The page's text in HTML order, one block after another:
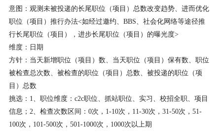
意图：观测未被投递的长尾职位（项目）总数改变趋势、进而优化
职位（项目）推行办法<如经过邀约、BBS、社会化网络等途径推
行长尾职位（项目），进步长尾职位（项目）的曝光度>
维度：日期
方针：当天新增职位（项目）数、当天职位（项目）保有数、职位
被检查总次数、被检查的职位（项目）总数、被投递的职位（项
目）总数
挑选：1、职位维度：c2c职位、抓站职位、实习、校招全职、项目
信息；2、检查次数区间：0次，1-10次，11-30次，31-50次，51-
100次，101-500次，501-1000次，1000次以上期